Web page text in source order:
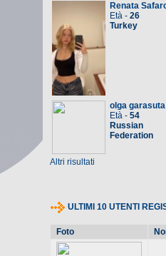
Renata
Età - 26
Turkey
olga garasuta
Età - 54
Russian
Federation
Altri risultati
ULTIMI 10 UTENTI
Foto